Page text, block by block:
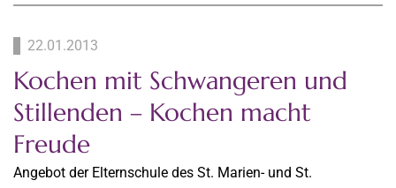
22.01.2013
Kochen mit Schwangeren und
Stillenden – Kochen macht
Freude
Angebot der Elternschule des St. Marien- und St.